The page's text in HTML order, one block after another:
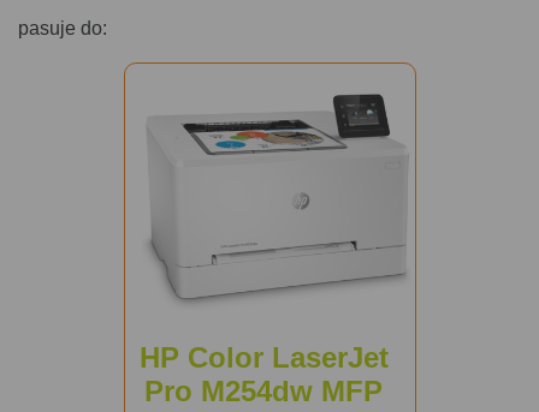
pasuje do:
HP Color LaserJet
Pro M254dw MFP